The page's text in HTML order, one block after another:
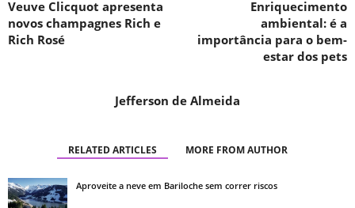
Veuve Clicquot apresenta
novos champagnes Rich e
Rich Rosé
Enriquecimento
ambiental: é a
importância para o bem-
estar dos pets
Jefferson de Almeida
RELATED ARTICLES MORE FROM AUTHOR
Aproveite a neve em Bariloche sem correr riscos